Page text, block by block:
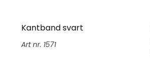
Kantband svart
1571